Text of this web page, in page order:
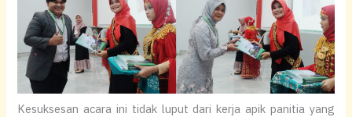
Kesuksesan acara ini tidak luput dari kerja apik panitia yang